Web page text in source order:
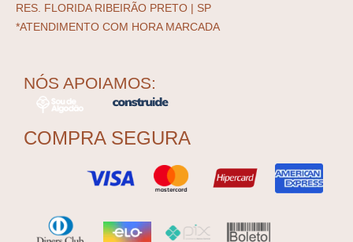
RES. FLORIDA RIBEIRÃO PRETO | SP
*ATENDIMENTO COM HORA MARCADA
NÓS APOIAMOS:
COMPRA SEGURA